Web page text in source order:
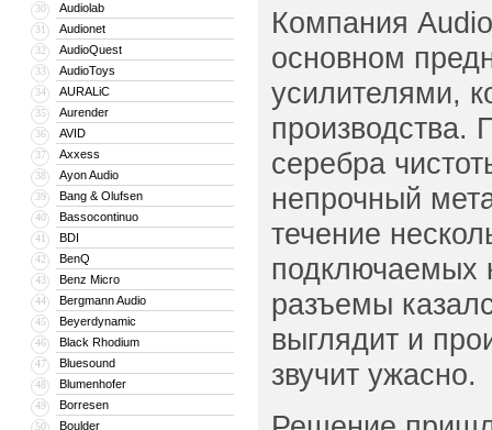
30 Audiolab
31 Audionet
32 AudioQuest
33 AudioToys
34 AURALiC
35 Aurender
36 AVID
37 Axxess
38 Ayon Audio
39 Bang & Olufsen
40 Bassocontinuo
41 BDI
42 BenQ
43 Benz Micro
44 Bergmann Audio
45 Beyerdynamic
46 Black Rhodium
47 Bluesound
48 Blumenhofer
49 Borresen
50 Boulder
Компания
основном
усилителями,
производства.
серебра
непрочный
течение
подключаемых
разъемы
выглядит и
звучит ужасно.